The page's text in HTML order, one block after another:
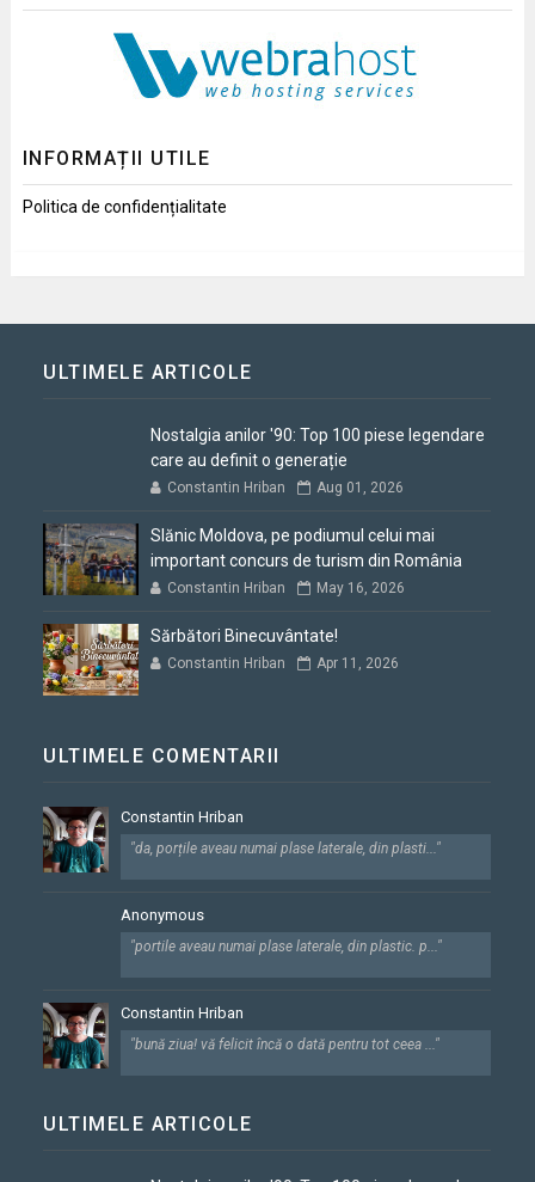
INFORMAȚII UTILE
Politica de confidențialitate
ULTIMELE ARTICOLE
Nostalgia anilor '90: Top 100 piese legendare
care au definit o generație
Constantin Hriban Aug 01, 2026
Slănic Moldova, pe podiumul celui mai
important concurs de turism din România
Constantin Hriban May 16, 2026
Sărbători Binecuvântate!
Constantin Hriban Apr 11, 2026
ULTIMELE COMENTARII
Constantin Hriban
"da, porțile aveau numai plase laterale, din plasti..."
Anonymous
"portile aveau numai plase laterale, din plastic. p..."
Constantin Hriban
"bună ziua! vă felicit încă o dată pentru tot ceea ..."
ULTIMELE ARTICOLE